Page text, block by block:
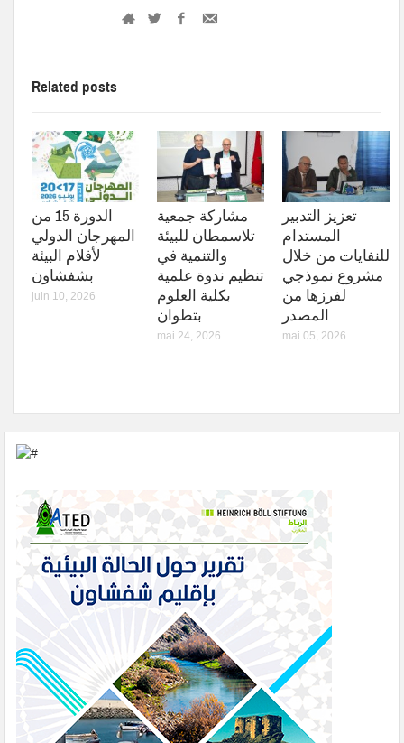
Related posts
الدورة 15 من
المهرجان الدولي
لأفلام البيئة
بشفشاون
juin 10, 2026
مشاركة جمعية
تلاسمطان للبيئة
والتنمية في
تنظيم ندوة علمية
بكلية العلوم
بتطوان
mai 24, 2026
تعزيز التدبير
المستدام
للنفايات من خلال
مشروع نموذجي
لفرزها من
المصدر
mai 05, 2026